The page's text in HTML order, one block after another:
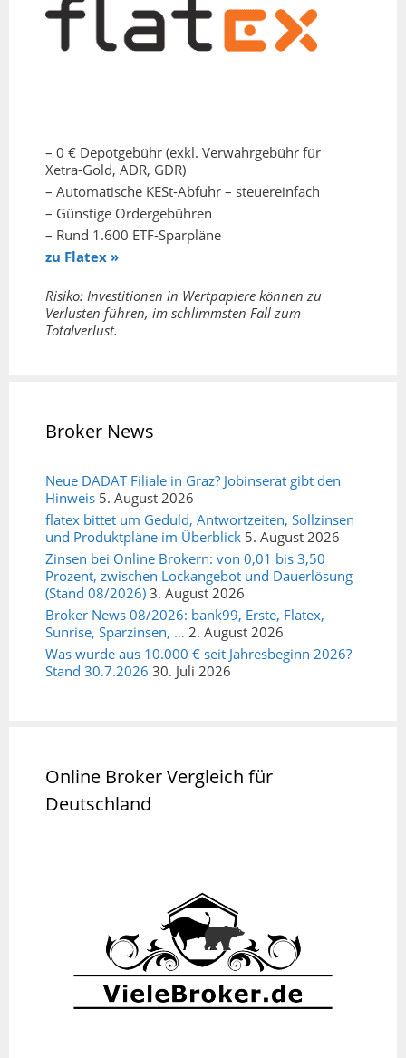
– 0 € Depotgebühr (exkl. Verwahrgebühr für
Xetra-Gold, ADR, GDR)
– Automatische KESt-Abfuhr – steuereinfach
– Günstige Ordergebühren
– Rund 1.600 ETF-Sparpläne
zu Flatex »
Risiko: Investitionen in Wertpapiere können zu
Verlusten führen, im schlimmsten Fall zum
Totalverlust.
Broker News
Neue DADAT Filiale in Graz? Jobinserat gibt den
Hinweis 5. August 2026
flatex bittet um Geduld, Antwortzeiten, Sollzinsen
und Produktpläne im Überblick 5. August 2026
Zinsen bei Online Brokern: von 0,01 bis 3,50
Prozent, zwischen Lockangebot und Dauerlösung
(Stand 08/2026) 3. August 2026
Broker News 08/2026: bank99, Erste, Flatex,
Sunrise, Sparzinsen, … 2. August 2026
Was wurde aus 10.000 € seit Jahresbeginn 2026?
Stand 30.7.2026 30. Juli 2026
Online Broker Vergleich für
Deutschland